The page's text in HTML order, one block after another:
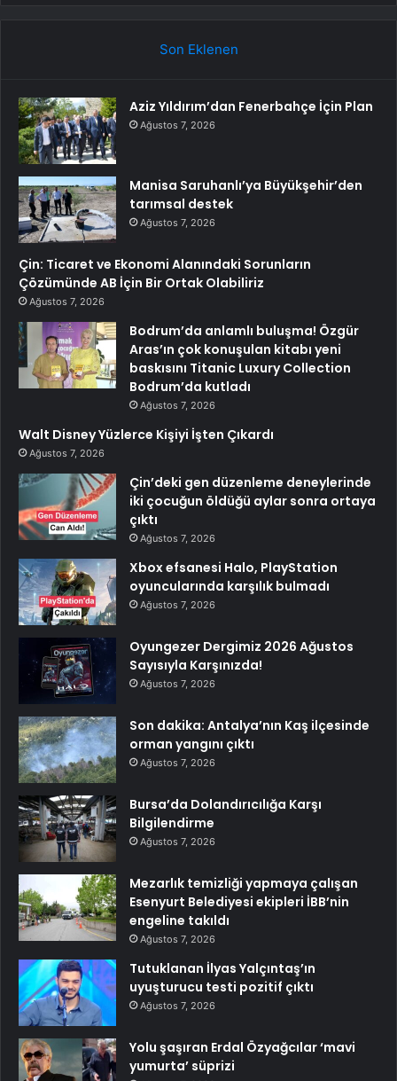
Son Eklenen
Aziz Yıldırım’dan Fenerbahçe İçin Plan
Ağustos 7, 2026
Manisa Saruhanlı’ya Büyükşehir’den
tarımsal destek
Ağustos 7, 2026
Çin: Ticaret ve Ekonomi Alanındaki Sorunların
Çözümünde AB İçin Bir Ortak Olabiliriz
Ağustos 7, 2026
Bodrum’da anlamlı buluşma! Özgür
Aras’ın çok konuşulan kitabı yeni
baskısını Titanic Luxury Collection
Bodrum’da kutladı
Ağustos 7, 2026
Walt Disney Yüzlerce Kişiyi İşten Çıkardı
Ağustos 7, 2026
Çin’deki gen düzenleme deneylerinde
iki çocuğun öldüğü aylar sonra ortaya
çıktı
Ağustos 7, 2026
Xbox efsanesi Halo, PlayStation
oyuncularında karşılık bulmadı
Ağustos 7, 2026
Oyungezer Dergimiz 2026 Ağustos
Sayısıyla Karşınızda!
Ağustos 7, 2026
Son dakika: Antalya’nın Kaş ilçesinde
orman yangını çıktı
Ağustos 7, 2026
Bursa’da Dolandırıcılığa Karşı
Bilgilendirme
Ağustos 7, 2026
Mezarlık temizliği yapmaya çalışan
Esenyurt Belediyesi ekipleri İBB’nin
engeline takıldı
Ağustos 7, 2026
Tutuklanan İlyas Yalçıntaş’ın
uyuşturucu testi pozitif çıktı
Ağustos 7, 2026
Yolu şaşıran Erdal Özyağcılar ‘mavi
yumurta’ süprizi